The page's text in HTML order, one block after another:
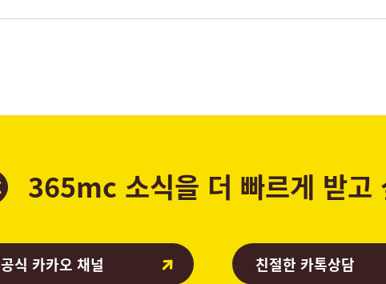
365mc 소식을 더 빠르게 받고
공식 카카오 채널 친절한 카톡상담